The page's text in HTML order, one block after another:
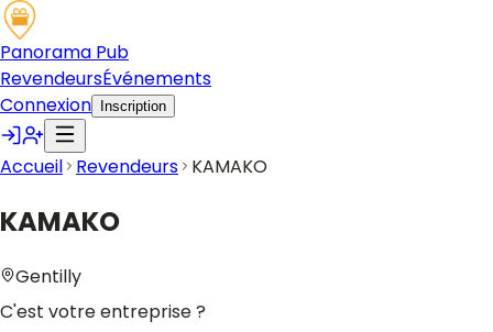
Panorama Pub
RevendeursÉvénements
Connexion
Inscription
Accueil Revendeurs KAMAKO
KAMAKO
Gentilly
C'est votre entreprise ?